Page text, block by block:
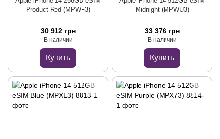
Product Red (MPWF3)
30 912 грн
В наличии
Купить
Midnight (MPWU3)
33 376 грн
В наличии
Купить